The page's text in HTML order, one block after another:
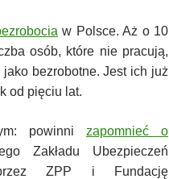
w Polsce. Aż o 10
osób, które nie pracują,
bezrobotne. Jest ich już
od pięciu lat.
powinni zapomnieć o
Zakładu Ubezpieczeń
przez ZPP i Fundację